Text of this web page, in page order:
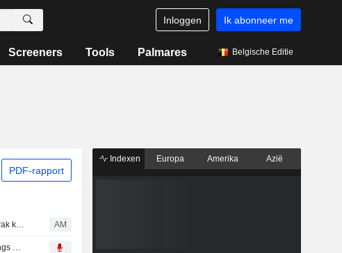
Inloggen Ik abonneer me
Screeners Tools Palmares Belgische Editie
PDF-rapport
Drukke cijferweek op Damrak kent winnaars en verliezers AM
IMCD N.V., H1 2026 Earnings Call, Jul 29, 2026
Indexen Europa Amerika Azië